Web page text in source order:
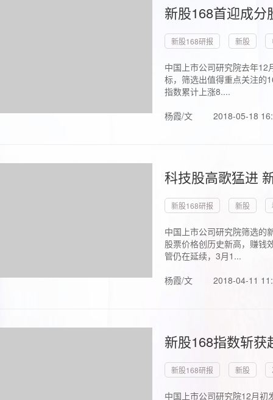
新股168首迎成
新股168研报 新股
中国上市公司研究院去年
标，筛选出值得重点关注的
指数累计上涨8....
杨霞/文
2018-05-18
科技股高歌猛进
新股168研报 新股
中国上市公司研究院筛选的
股票价格创历史新高，赚钱
管仍在延续，3月1...
杨霞/文
2018-04-11
新股168指数斩
新股168研报 新股
中国上市公司研究院12月初